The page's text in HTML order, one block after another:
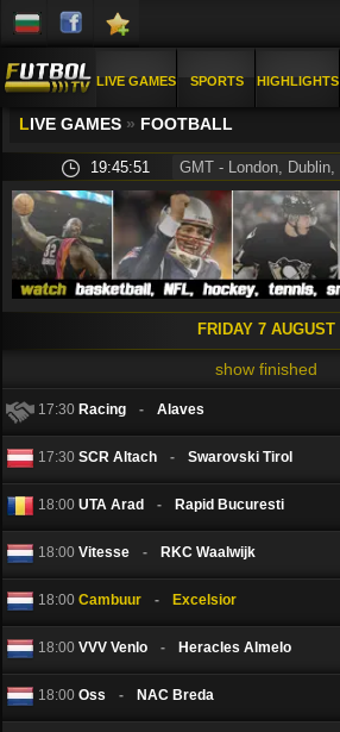
LIVE GAMES SPORTS HIGHLIGHTS
LIVE GAMES » FOOTBALL
19:45:52
FRIDAY 7 AUGUST
show finished
17:30 Racing - Alaves
17:30 SCR Altach - Swarovski Tirol
18:00 UTA Arad - Rapid Bucuresti
18:00 Vitesse - RKC Waalwijk
18:00 Cambuur - Excelsior
18:00 VVV Venlo - Heracles Almelo
18:00 Oss - NAC Breda